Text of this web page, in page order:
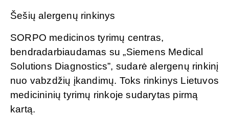
Šešių alergenų rinkinys
SORPO medicinos tyrimų centras,
bendradarbiaudamas su „Siemens Medical
Solutions Diagnostics”, sudarė alergenų rinkinį
nuo vabzdžių įkandimų. Toks rinkinys Lietuvos
medicininių tyrimų rinkoje sudarytas pirmą
kartą.